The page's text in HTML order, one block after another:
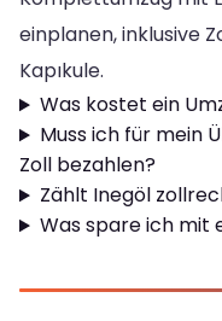
einplanen, inklusive
Kapıkule.
Was kostet ein
Muss ich für mein
Zoll bezahlen?
Zählt Inegöl
Was spare ich mit